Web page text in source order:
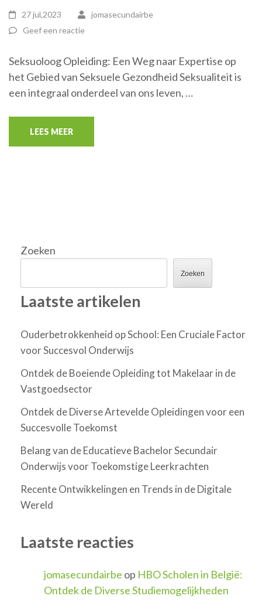
27 jul,2023
jomasecundairbe
Geef een reactie
Seksuoloog Opleiding: Een Weg naar Expertise op
het Gebied van Seksuele Gezondheid Seksualiteit is
een integraal onderdeel van ons leven, …
LEES MEER
Zoeken
Zoeken
Laatste artikelen
Ouderbetrokkenheid op School: Een Cruciale Factor
voor Succesvol Onderwijs
Ontdek de Boeiende Opleiding tot Makelaar in de
Vastgoedsector
Ontdek de Diverse Artevelde Opleidingen voor een
Succesvolle Toekomst
Belang van de Educatieve Bachelor Secundair
Onderwijs voor Toekomstige Leerkrachten
Recente Ontwikkelingen en Trends in de Digitale
Wereld
Laatste reacties
jomasecundairbe op HBO Scholen in België:
Ontdek de Diverse Studiemogelijkheden